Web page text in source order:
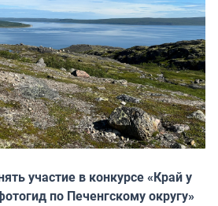
участие в конкурсе «Край у
по Печенгскому округу»